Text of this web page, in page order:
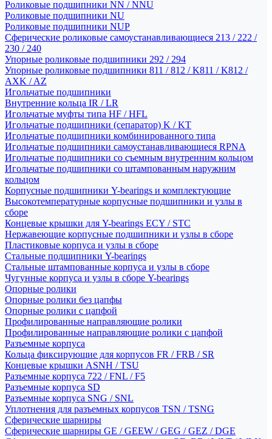
Роликовые подшипники NN / NNU
Роликовые подшипники NU
Роликовые подшипники NUP
Сферические роликовые самоустанавливающиеся 213 / 222 /
230 / 240
Упорные роликовые подшипники 292 / 294
Упорные роликовые подшипники 811 / 812 / K811 / K812 /
AXK / AZ
Игольчатые подшипники
Внутренние кольца IR / LR
Игольчатые муфты типа HF / HFL
Игольчатые подшипники (сепаратор) K / KT
Игольчатые подшипники комбинированного типа
Игольчатые подшипники самоустанавливающиеся RPNA
Игольчатые подшипники со съемным внутренним кольцом
Игольчатые подшипники со штампованным наружним
кольцом
Корпусные подшипники Y-bearings и комплектующие
Высокотемпературные корпусные подшипники и узлы в
сборе
Концевые крышки для Y-bearings ECY / STC
Нержавеющие корпусные подшипники и узлы в сборе
Пластиковые корпуса и узлы в сборе
Стальные подшипники Y-bearings
Стальные штампованные корпуса и узлы в сборе
Чугунные корпуса и узлы в сборе Y-bearings
Опорные ролики
Опорные ролики без цапфы
Опорные ролики с цапфой
Профилированные направляющие ролики
Профилированные направляющие ролики с цапфой
Разъемные корпуса
Кольца фиксирующие для корпусов FR / FRB / SR
Концевые крышки ASNH / TSU
Разъемные корпуса 722 / FNL / F5
Разъемные корпуса SD
Разъемные корпуса SNG / SNL
Уплотнения для разъемных корпусов TSN / TSNG
Сферические шарниры
Сферические шарниры GE / GEEW / GEG / GEZ / DGE